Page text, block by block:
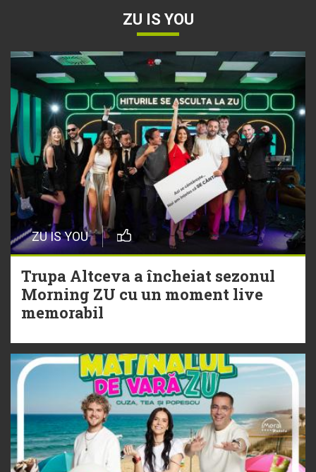
Bătălie strânsă la Hitul Monstru Al
Verii: Cabron versus Faydee
21 Iulie
Dă volumul mai tare! Cabron vine
cu Hitul Monstru al Verii
20 Iulie
Episod nou | Muzica Aia x DJ
Christian Thomson
20 Iulie
Torpedoul lui Morar: Theo Rose -
ZU IS YOU
ZU IS YOU
Trupa Altceva a încheiat sezonul
Morning ZU cu un moment live
memorabil